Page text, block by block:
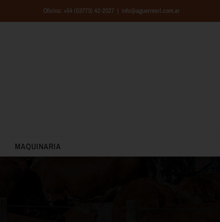
Oficina: +54 (03773) 42-2027 | info@aguerresrl.com.ar
MAQUINARIA